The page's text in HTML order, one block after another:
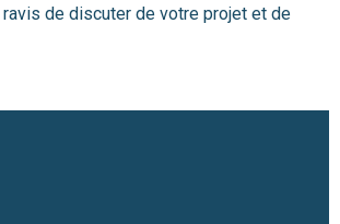
de discuter de votre projet et de